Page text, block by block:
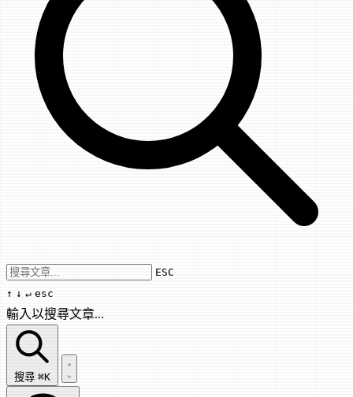
Use arrow keys to navigate results,
ESC
↑ ↓ ↵ esc
輸入以搜尋文章...
搜尋文章...
搜尋 ⌘K